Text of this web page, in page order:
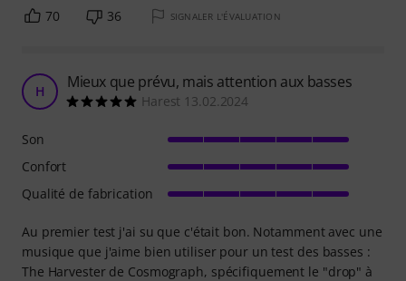
70 36 SIGNALER L'ÉVALUATION
H Mieux que prévu, mais attention aux basses
Harest 13.02.2024
Au premier test j'ai su que c'était bon. Notamment avec une
musique que j'aime bien utiliser pour un test des basses :
The Harvester de Cosmograph, spécifiquement le "drop" à
Son
Confort
Qualité de fabrication